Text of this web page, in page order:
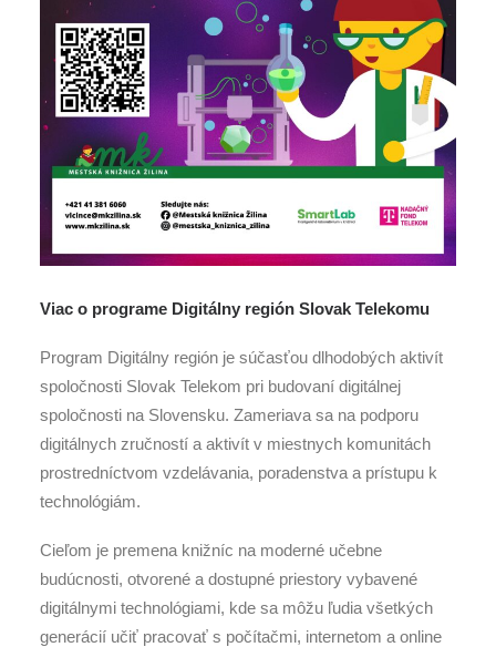
Viac o programe Digitálny región Slovak Telekomu
Program Digitálny región je súčasťou dlhodobých aktivít
spoločnosti Slovak Telekom pri budovaní digitálnej
spoločnosti na Slovensku. Zameriava sa na podporu
digitálnych zručností a aktivít v miestnych komunitách
prostredníctvom vzdelávania, poradenstva a prístupu k
technológiám.
Cieľom je premena knižníc na moderné učebne
budúcnosti, otvorené a dostupné priestory vybavené
digitálnymi technológiami, kde sa môžu ľudia všetkých
generácií učiť pracovať s počítačmi, internetom a online